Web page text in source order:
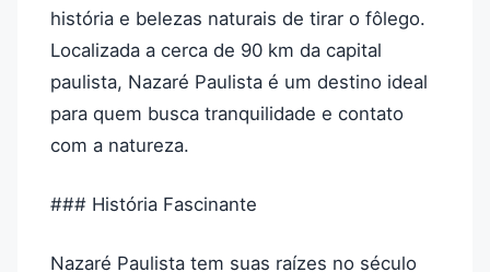
história e belezas naturais de tirar o fôlego.
Localizada a cerca de 90 km da capital
paulista, Nazaré Paulista é um destino ideal
para quem busca tranquilidade e contato
com a natureza.
### História Fascinante
Nazaré Paulista tem suas raízes no século